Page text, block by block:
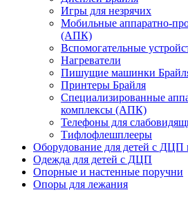
Игры для незрячих
Мобильные аппаратно-
(АПК)
Вспомогательные
Нагреватели
Пишущие машинки
Принтеры Брайля
Специализированные
комплексы (АПК)
Телефоны для
Тифлофлешплееры
Оборудование для детей с ДЦП
Одежда для детей с ДЦП
Опорные и настенные поручни
Опоры для лежания